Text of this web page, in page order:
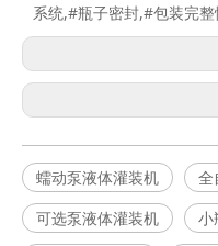
系统,#瓶子密封,#包装完整
蠕动泵液体灌装机
全
可选泵液体灌装机
小